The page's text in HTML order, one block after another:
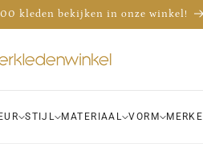
& Campman in Nederland
STIJL MATERIAAL VORM